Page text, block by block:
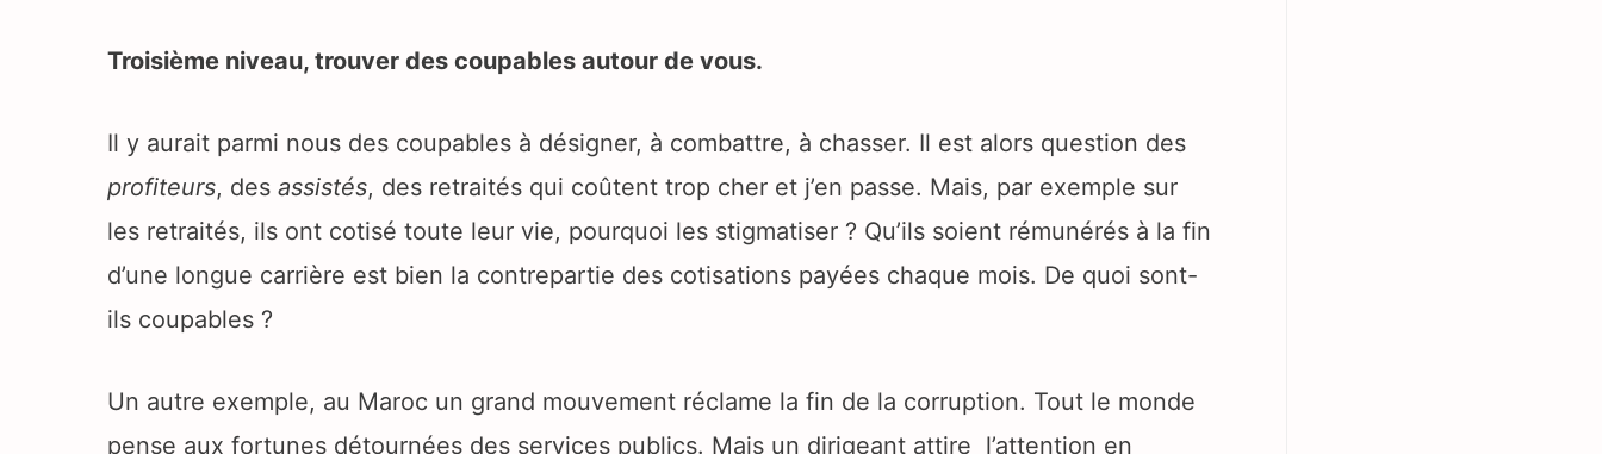
Troisième niveau, trouver des coupables autour de vous.
Il y aurait parmi nous des coupables à désigner, à combattre, à chasser. Il est alors question des
profiteurs, des assistés, des retraités qui coûtent trop cher et j’en passe. Mais, par exemple sur
les retraités, ils ont cotisé toute leur vie, pourquoi les stigmatiser ? Qu’ils soient rémunérés à la fin
d’une longue carrière est bien la contrepartie des cotisations payées chaque mois. De quoi sont-
ils coupables ?
Un autre exemple, au Maroc un grand mouvement réclame la fin de la corruption. Tout le monde
pense aux fortunes détournées des services publics. Mais un dirigeant attire l’attention en